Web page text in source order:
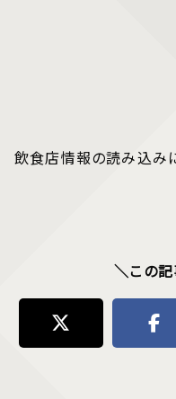
飲食店情報の読み込み
＼この